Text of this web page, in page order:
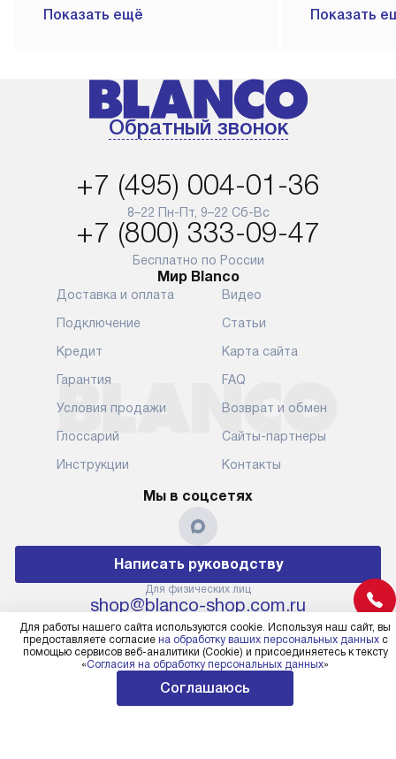
в товаре, который доступен
менеджером на сайте. Товары
с особым лейблом
доставляются бесплатно
аксессуаров не предусмотрена.
Для доставки в другие регионы
мы используем услуги
транспортной компании.
Уточняйте все условия доставки
у нашего менеджера при
оформлении заказа.
В установленный день наша
упакованный прибор прямо
к вашей двери или до прихожей.
Если вам необходимо
переместить прибор к месту его
установки, пожалуйста,
предварительно обсудите это
с нашим менеджером. Эта
подлежит оплате. Важно
помнить, что если размеры
прибора не позволяют его
проходу через дверной проем,
сотрудники транспортной
службы не имеют права
демонтировать дверцы, ручки
или другие выступающие
элементы, так как это может
Показать ещё
Наш сервис
возможные
Готовые
первый
В
не
работы:
расходных
Показать
Обратный звонок
+7 (495) 004-01-36
8–22 Пн-Пт, 9–22 Сб-Вс
+7 (800) 333-09-47
Бесплатно по России
Мир Blanco
Доставка и оплата
Подключение
Кредит
Гарантия
Условия продажи
Глоссарий
Инструкции
Видео
Статьи
Карта сайта
FAQ
Возврат и обмен
Сайты-партнеры
Контакты
Мы в соцсетях
Написать руководству
Для физических лиц
shop@blanco-shop.com.ru
Для юридических лиц
business@kvalitet.company
Для работы нашего сайта используются cookie. Используя наш сайт, вы
предоставляете согласие на обработку ваших персональных данныхс
помощью сервисов веб-аналитики (Cookie) и присоединяетесь к тексту
«Согласия на обработку персональных данных»
Соглашаюсь